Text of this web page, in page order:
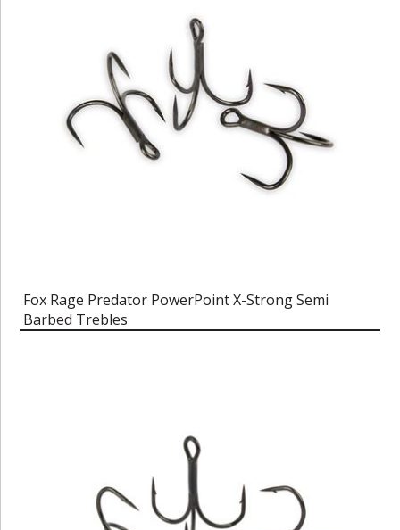
Fox Rage Predator PowerPoint X-Strong Semi
Barbed Trebles